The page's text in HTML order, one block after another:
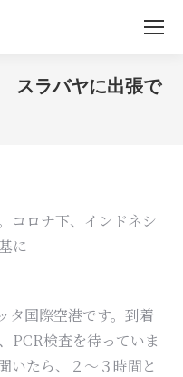
スラバヤに出張で
コロナ下、インドネシ
に
国際空港です。到着
PCR検査を待っていま
いたら、２～３時間と